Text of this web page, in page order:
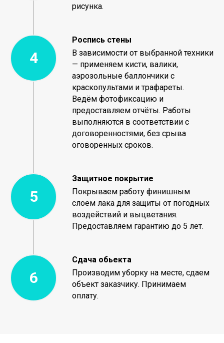
рисунка.
Роспись стены
В зависимости от выбранной техники
— применяем кисти, валики,
аэрозольные баллончики с
краскопультами и трафареты.
Ведём фотофиксацию и
предоставляем отчёты. Работы
выполняются в соответствии с
договоренностями, без срыва
оговоренных сроков.
Защитное покрытие
Покрываем работу финишным
слоем лака для защиты от погодных
воздействий и выцветания.
Предоставляем гарантию до 5 лет.
Сдача обьекта
Производим уборку на месте, сдаем
объект заказчику. Принимаем
оплату.